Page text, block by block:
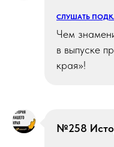
СЛУШАТЬ
Чем
в выпуске
края»!
№258